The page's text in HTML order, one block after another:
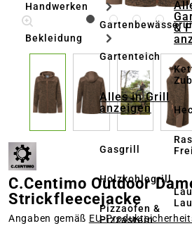
Handwerken
Bekleidung
Gartenteich
Alles in Grill
anzeigen
Gasgrill
Holzkohlegrill
Pizzaofen &
Pizzastein
&
C.Centimo Outdoor
Strickfleecejacke
Angaben gemäß